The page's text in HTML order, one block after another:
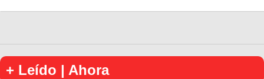
+ Leído | Ahora